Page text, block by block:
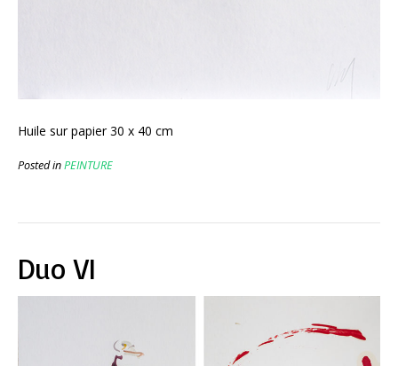
Huile sur papier 30 x 40 cm
Posted inPEINTURE
Duo VI